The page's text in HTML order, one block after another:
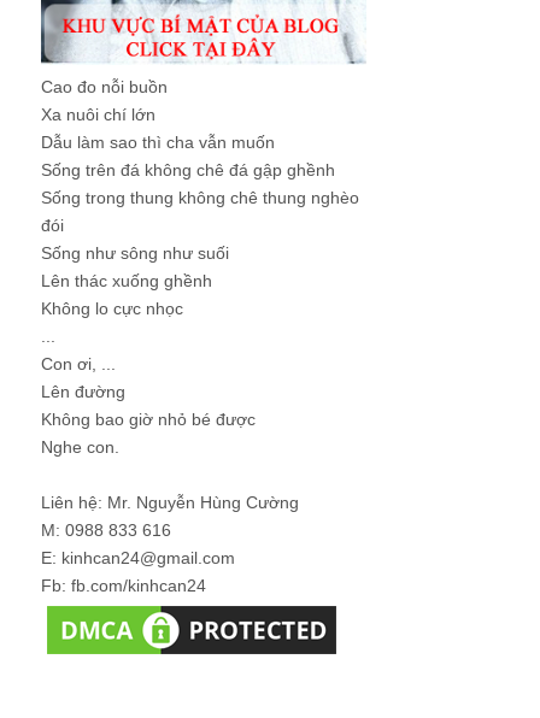
Cao đo nỗi buồn
Xa nuôi chí lớn
Dẫu làm sao thì cha vẫn muốn
Sống trên đá không chê đá gập ghềnh
Sống trong thung không chê thung nghèo
đói
Sống như sông như suối
Lên thác xuống ghềnh
Không lo cực nhọc
Con ơi, ...
Lên đường
Không bao giờ nhỏ bé được
Nghe con.
Liên hệ: Mr. Nguyễn Hùng Cường
M: 0988 833 616
E: kinhcan24@gmail.com
Fb: fb.com/kinhcan24